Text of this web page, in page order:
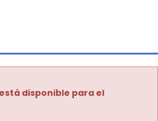
disponible para el